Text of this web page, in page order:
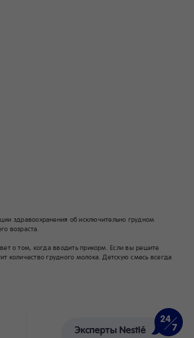
здравоохранения об исключительно грудном
возраста.
о том, когда вводить прикорм. Если вы решите
количество грудного молока. Детскую смесь всегда
Эксперты Nestlé